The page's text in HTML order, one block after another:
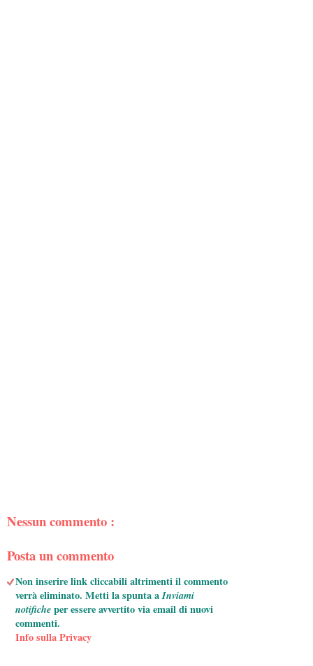
Nessun commento :
Posta un commento
Non inserire link cliccabili altrimenti il commento
verrà eliminato. Metti la spunta aInviami
notificheper essere avvertito via email di nuovi
commenti.
Info sulla Privacy